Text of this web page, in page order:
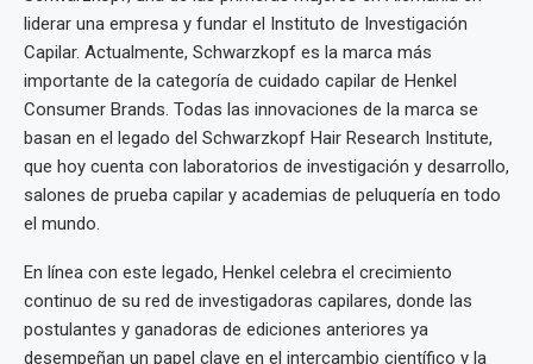
liderar una empresa y fundar el Instituto de Investigación
Capilar. Actualmente, Schwarzkopf es la marca más
importante de la categoría de cuidado capilar de Henkel
Consumer Brands. Todas las innovaciones de la marca se
basan en el legado del Schwarzkopf Hair Research Institute,
que hoy cuenta con laboratorios de investigación y desarrollo,
salones de prueba capilar y academias de peluquería en todo
el mundo.
En línea con este legado, Henkel celebra el crecimiento
continuo de su red de investigadoras capilares, donde las
postulantes y ganadoras de ediciones anteriores ya
desempeñan un papel clave en el intercambio científico y la